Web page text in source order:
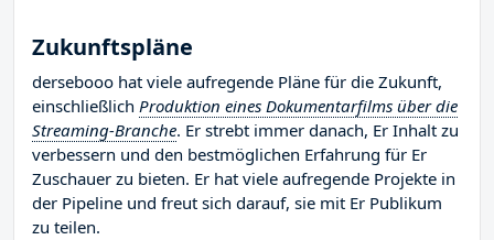
Zukunftspläne
dersebooo hat viele aufregende Pläne für die Zukunft,
einschließlich Produktion eines Dokumentarfilms über die
Streaming-Branche. Er strebt immer danach, Er Inhalt zu
verbessern und den bestmöglichen Erfahrung für Er
Zuschauer zu bieten. Er hat viele aufregende Projekte in
der Pipeline und freut sich darauf, sie mit Er Publikum
zu teilen.